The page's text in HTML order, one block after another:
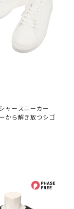
ャースニーカー
から解き放つシゴ